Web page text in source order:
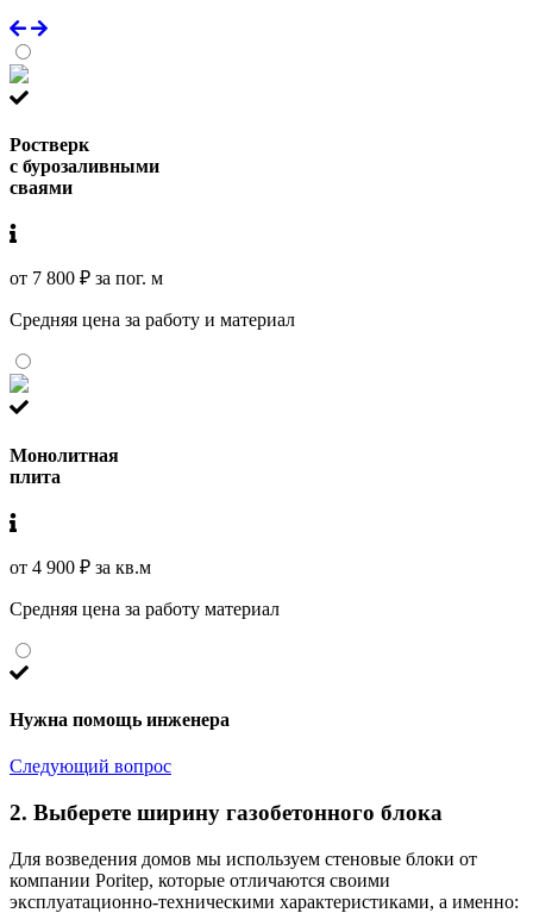
Ростверк
с бурозаливными
сваями
от 7 800 ₽ за пог. м
Средняя цена за работу и материал
Монолитная
плита
от 4 900 ₽ за кв.м
Средняя цена за работу материал
Нужна помощь инженера
Следующий вопрос
2. Выберете ширину газобетонного блока
Для возведения домов мы используем стеновые блоки от
компании Poritep, которые отличаются своими
эксплуатационно-техническими характеристиками, а именно: